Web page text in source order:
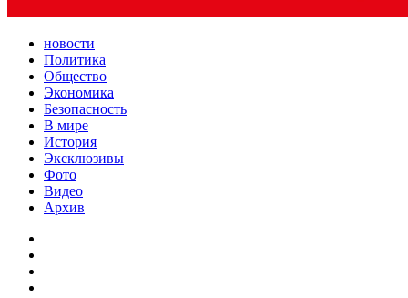
новости
Политика
Общество
Экономика
Безопасность
В мире
История
Эксклюзивы
Фото
Видео
Архив